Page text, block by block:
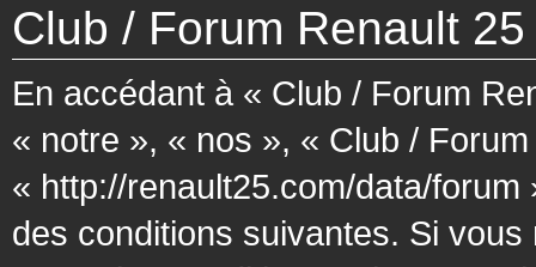
Club / Forum Renault
En accédant à « Club / Forum
« notre », « nos », « Club /
« http://renault25.com/data/
des conditions suivantes. Si vous